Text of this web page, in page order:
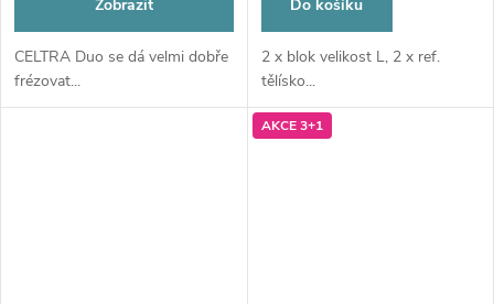
Zobrazit
CELTRA Duo se dá velmi dobře
frézovat...
Do košíku
2 x blok velikost L, 2 x ref.
tělísko...
AKCE 3+1